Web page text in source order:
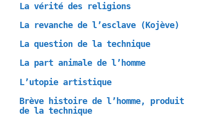
La vérité des religions
La revanche de l’esclave (Kojève)
La question de la technique
La part animale de l’homme
L’utopie artistique
Brève histoire de l’homme, produit
de la technique